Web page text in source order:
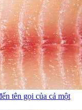
tên gọi của cả một